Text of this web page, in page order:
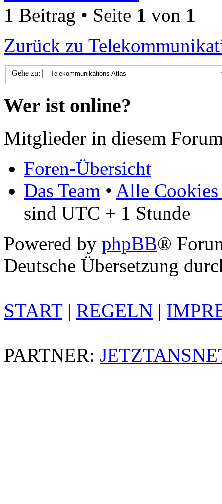
1 Beitrag • Seite 1 von 1
Zurück zu
Gehe zu:
Wer ist online?
Mitglieder in diesem
Foren-Übersicht
Das Team • Alle Cookies
sind UTC + 1 Stunde
Powered by phpBB®
Deutsche Übersetzung
START| REGELN |
PARTNER: